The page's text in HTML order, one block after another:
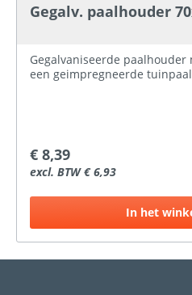
Gegalv. paalhouder
Gegalvaniseerde paalhouder
een geimpregneerde
€ 8,39
excl. BTW € 6,93
In het